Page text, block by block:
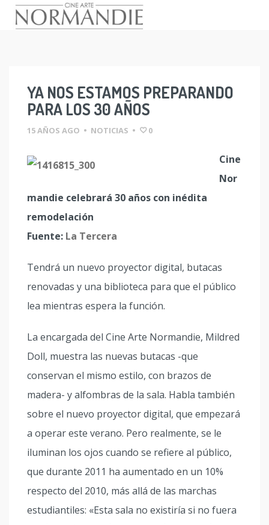
YA NOS ESTAMOS PREPARANDO
PARA LOS 30 AÑOS
15 AÑOS AGO • NOTICIAS • 0
Cine
Nor
mandie celebrará 30 años con inédita
remodelación
Fuente: La Tercera
Tendrá un nuevo proyector digital, butacas
renovadas y una biblioteca para que el público
lea mientras espera la función.
La encargada del Cine Arte Normandie, Mildred
Doll, muestra las nuevas butacas -que
conservan el mismo estilo, con brazos de
madera- y alfombras de la sala. Habla también
sobre el nuevo proyector digital, que empezará
a operar este verano. Pero realmente, se le
iluminan los ojos cuando se refiere al público,
que durante 2011 ha aumentado en un 10%
respecto del 2010, más allá de las marchas
estudiantiles: «Esta sala no existiría si no fuera